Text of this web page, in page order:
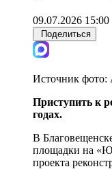
09.07.2026 15:00
Поделиться
Источник фото:
Приступить к
годах.
В
площадки на
проекта